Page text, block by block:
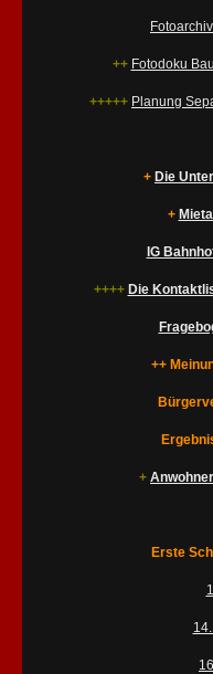
++ Fotodoku
+++++ Planung
+ Die
+
IG
++++ Die
++
+
Erste